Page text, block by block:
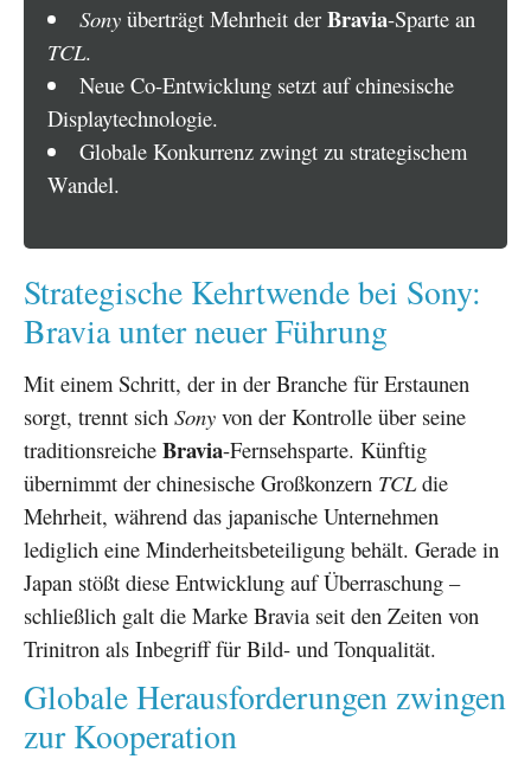
Sonyüberträgt Mehrheit der Bravia-Sparte an
TCL.
Neue Co-Entwicklung setzt auf chinesische
Displaytechnologie.
Globale Konkurrenz zwingt zu strategischem
Wandel.
Strategische Kehrtwende bei Sony:
Bravia unter neuer Führung
Mit einem Schritt, der in der Branche für Erstaunen
sorgt, trennt sich Sony von der Kontrolle über seine
traditionsreiche Bravia-Fernsehsparte. Künftig
übernimmt der chinesische Großkonzern TCLdie
Mehrheit, während das japanische Unternehmen
lediglich eine Minderheitsbeteiligung behält. Gerade in
Japan stößt diese Entwicklung auf Überraschung –
schließlich galt die Marke Bravia seit den Zeiten von
Trinitron als Inbegriff für Bild- und Tonqualität.
Globale Herausforderungen zwingen
zur Kooperation